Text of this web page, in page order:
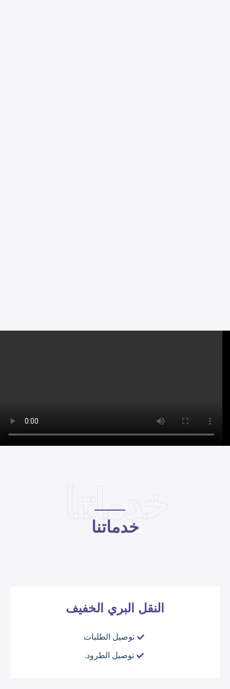
خدماتنا
خدماتنا
النقل البري الخفيف
توصيل الطلبات
توصيل الطرود.